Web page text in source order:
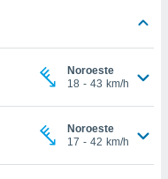
Noroeste
18 - 43 km/h
Noroeste
17 - 42 km/h